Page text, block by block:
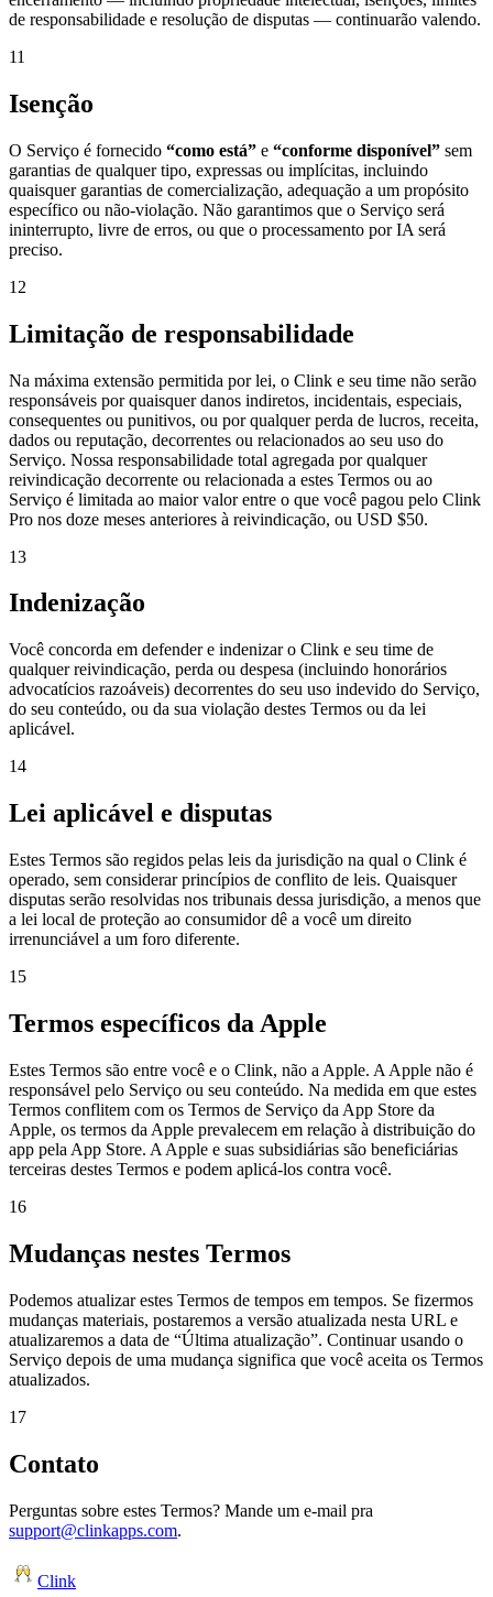
de responsabilidade e resolução de disputas — continuarão valendo.
11
Isenção
O Serviço é fornecido “como está” e “conforme disponível” sem
garantias de qualquer tipo, expressas ou implícitas, incluindo
quaisquer garantias de comercialização, adequação a um propósito
específico ou não-violação. Não garantimos que o Serviço será
ininterrupto, livre de erros, ou que o processamento por IA será
preciso.
12
Limitação de responsabilidade
Na máxima extensão permitida por lei, o Clink e seu time não serão
responsáveis por quaisquer danos indiretos, incidentais, especiais,
consequentes ou punitivos, ou por qualquer perda de lucros, receita,
dados ou reputação, decorrentes ou relacionados ao seu uso do
Serviço. Nossa responsabilidade total agregada por qualquer
reivindicação decorrente ou relacionada a estes Termos ou ao
Serviço é limitada ao maior valor entre o que você pagou pelo Clink
Pro nos doze meses anteriores à reivindicação, ou USD $50.
13
Indenização
Você concorda em defender e indenizar o Clink e seu time de
qualquer reivindicação, perda ou despesa (incluindo honorários
advocatícios razoáveis) decorrentes do seu uso indevido do Serviço,
do seu conteúdo, ou da sua violação destes Termos ou da lei
aplicável.
14
Lei aplicável e disputas
Estes Termos são regidos pelas leis da jurisdição na qual o Clink é
operado, sem considerar princípios de conflito de leis. Quaisquer
disputas serão resolvidas nos tribunais dessa jurisdição, a menos que
a lei local de proteção ao consumidor dê a você um direito
irrenunciável a um foro diferente.
15
Termos específicos da Apple
Estes Termos são entre você e o Clink, não a Apple. A Apple não é
responsável pelo Serviço ou seu conteúdo. Na medida em que estes
Termos conflitem com os Termos de Serviço da App Store da
Apple, os termos da Apple prevalecem em relação à distribuição do
app pela App Store. A Apple e suas subsidiárias são beneficiárias
terceiras destes Termos e podem aplicá-los contra você.
16
Mudanças nestes Termos
Podemos atualizar estes Termos de tempos em tempos. Se fizermos
mudanças materiais, postaremos a versão atualizada nesta URL e
atualizaremos a data de “Última atualização”. Continuar usando o
Serviço depois de uma mudança significa que você aceita os Termos
atualizados.
17
Contato
Perguntas sobre estes Termos? Mande um e-mail pra
support@clinkapps.com.
Clink